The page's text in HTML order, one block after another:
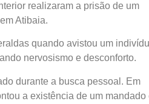
realizaram a prisão de um
Atibaia.
quando avistou um
nervosismo e desconforto.
durante a busca pessoal. Em
a existência de um mandado